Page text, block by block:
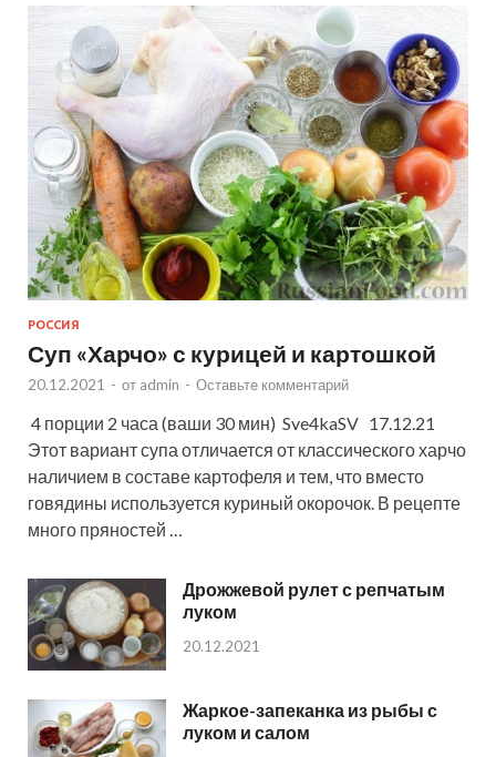
РОССИЯ
Суп «Харчо» с курицей и картошкой
20.12.2021 - от admin - Оставьте комментарий
4 порции 2 часа (ваши 30 мин) Sve4kaSV 17.12.21
Этот вариант супа отличается от классического харчо
наличием в составе картофеля и тем, что вместо
говядины используется куриный окорочок. В рецепте
много пряностей …
Дрожжевой рулет с репчатым
луком
20.12.2021
Жаркое-запеканка из рыбы с
луком и салом